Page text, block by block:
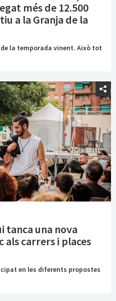
més de 12.500
a la Granja de la
la temporada vinent. Això tot
tanca una nova
carrers i places
en les diferents propostes